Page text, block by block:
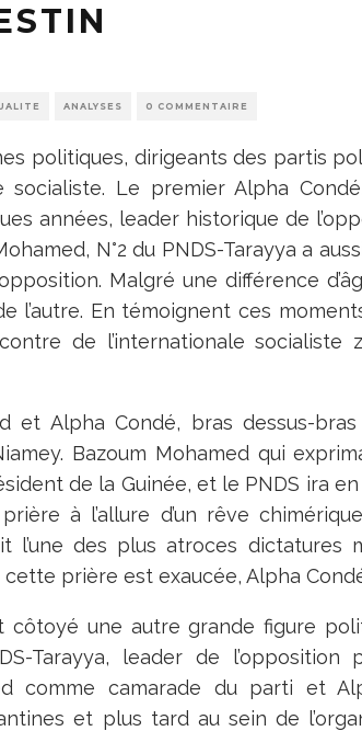
ANALYSES 0 COMMENTAIRE
politiques, dirigeants des partis
socialiste. Le premier Alpha
années, leader historique de
N°2 du PNDS-Tarayya a
Malgré une différence
l’autre. En témoignent ces
de l’internationale socialiste
et Alpha Condé, bras dessus-
Bazoum Mohamed qui
de la Guinée, et le PNDS ira
à l’allure d’un rêve
l’une des plus atroces dictatures
cette prière est exaucée, Alpha
côtoyé une autre grande figure
Tarayya, leader de l’opposition
comme camarade du parti et
et plus tard au sein de